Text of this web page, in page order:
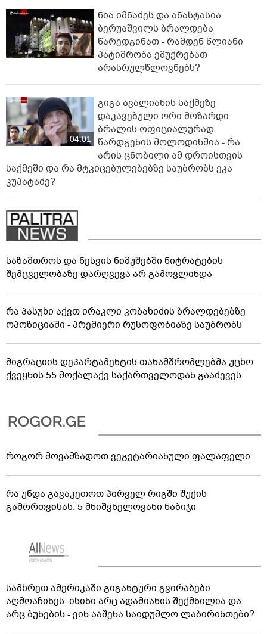
ნია იმნაძეს და ანასტასია
ბერუაშვილს ბრალდება
წარედგინათ - რამდენ წლიანი
პატიმრობა ემუქრებათ
არასრულწლოვნებს?
04:01
გიგა ავალიანის საქმეზე
დაკავებული ორი მოზარდი
ბრალის ოფიციალურად
წარდგენის მოლოდინშია - რა
არის ცნობილი ამ დროისთვის
საქმეში და რა მტკიცებულებებზე საუბრობს ეკა
კუპატაძე?
საზამთროს და ნესვის ნიმუშებში ნიტრატების
შემცველობაზე დარღვევა არ გამოვლინდა
რა პასუხი აქვთ ირაკლი კობახიძის ბრალდებებზე
ოპოზიციაში - პრემიერი რუსოფობიაზე საუბრობს
მიგრაციის დეპარტამენტის თანამშრომლებმა უცხო
ქვეყნის 55 მოქალაქე საქართველოდან გააძევეს
როგორ მოვამზადოთ ვეგეტარიანული ფალაფელი
რა უნდა გავაკეთოთ პირველ რიგში შუქის
გამორთვისას: 5 მნიშვნელოვანი ნაბიჯი
სამხრეთ ამერიკაში გიგანტური გვირაბები
აღმოაჩინეს: ისინი არც ადამიანის შექმნილია და
არც ბუნების - ვინ ააშენა საიდუმლო ლაბირინთები?